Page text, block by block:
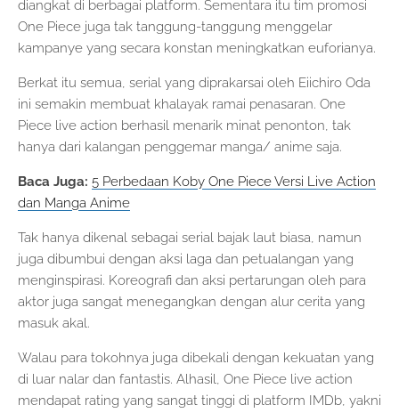
diangkat di berbagai platform. Sementara itu tim promosi
One Piece juga tak tanggung-tanggung menggelar
kampanye yang secara konstan meningkatkan euforianya.
Berkat itu semua, serial yang diprakarsai oleh Eiichiro Oda
ini semakin membuat khalayak ramai penasaran. One
Piece live action berhasil menarik minat penonton, tak
hanya dari kalangan penggemar manga/ anime saja.
Baca Juga: 5 Perbedaan Koby One Piece Versi Live Action
dan Manga Anime
Tak hanya dikenal sebagai serial bajak laut biasa, namun
juga dibumbui dengan aksi laga dan petualangan yang
menginspirasi. Koreografi dan aksi pertarungan oleh para
aktor juga sangat menegangkan dengan alur cerita yang
masuk akal.
Walau para tokohnya juga dibekali dengan kekuatan yang
di luar nalar dan fantastis. Alhasil, One Piece live action
mendapat rating yang sangat tinggi di platform IMDb, yakni